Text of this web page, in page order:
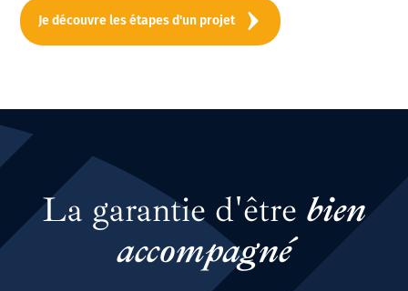
Je découvre les étapes d'un projet
La garantie d'être bien
accompagné